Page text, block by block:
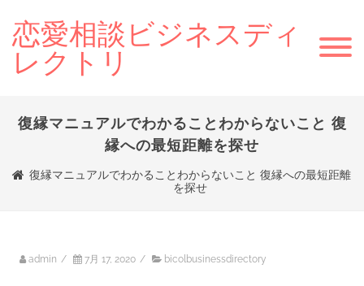
恋愛相談ビジネスディ
レクトリ
復縁マニュアルでわかることわからないこと 復
縁への最短距離を探せ
復縁マニュアルでわかることわからないこと 復縁への最短距離
を探せ
admin / 7月 17, 2020 / bicolbusinessdirectory